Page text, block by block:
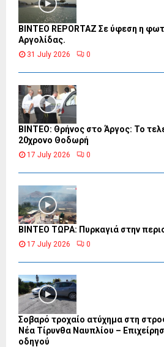
BINTEO REPORTAZ Σε ύφεση η
Αργολίδας.
31 July 2026 0
ΒΙΝΤΕΟ: Θρήνος στο Άργος: Το
20χρονο Θοδωρή
17 July 2026 0
ΒΙΝΤΕΟ ΤΩΡΑ: Πυρκαγιά στην
17 July 2026 0
Σοβαρό τροχαίο ατύχημα στη
Νέα Τίρυνθα Ναυπλίου –
οδηγού